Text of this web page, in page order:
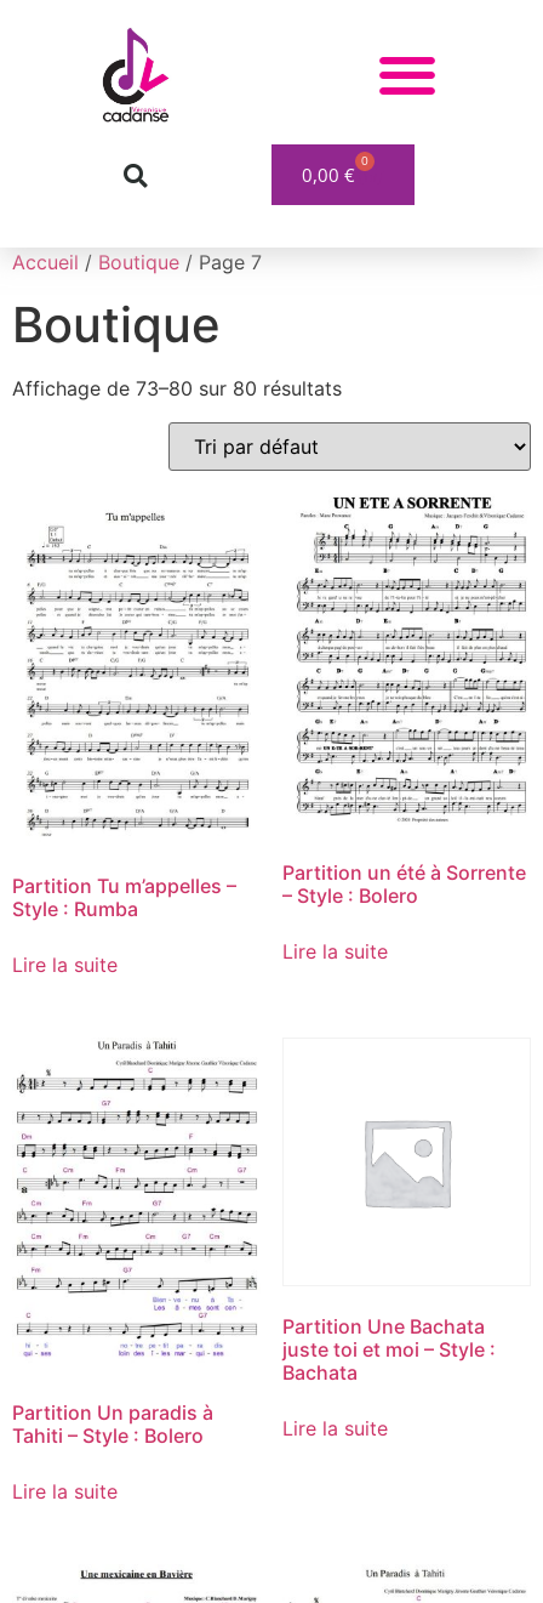
0,00 €
0
Accueil / Boutique / Page 7
Boutique
Affichage de 73–80 sur 80 résultats
Partition Tu m’appelles –
Style : Rumba
Lire la suite
Partition un été à Sorrente
– Style : Bolero
Lire la suite
Partition Un paradis à
Tahiti – Style : Bolero
Lire la suite
Partition Une Bachata
juste toi et moi – Style :
Bachata
Lire la suite